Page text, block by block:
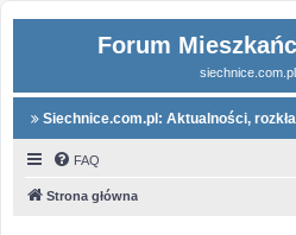
Forum
Siechnice.com.pl: Aktualności,
FAQ
Strona główna